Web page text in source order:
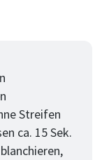
Streifen
ca. 15 Sek.